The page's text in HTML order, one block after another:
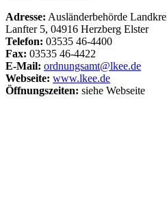
Adresse: Ausländerbehörde
Lanfter 5, 04916 Herzberg Elster
Telefon: 03535 46-4400
Fax: 03535 46-4422
E-Mail: ordnungsamt@lkee.de
Webseite: www.lkee.de
Öffnungszeiten: siehe Webseite